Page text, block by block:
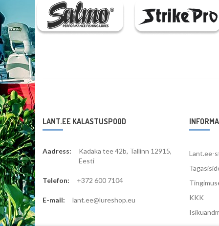
LANT.EE KALASTUSPOOD
Aadress:
Kadaka tee 42b, Tallinn 12915,
Eesti
Telefon: +372 600 7104
E-mail: lant.ee@lureshop.eu
Lant.ee-
KKK